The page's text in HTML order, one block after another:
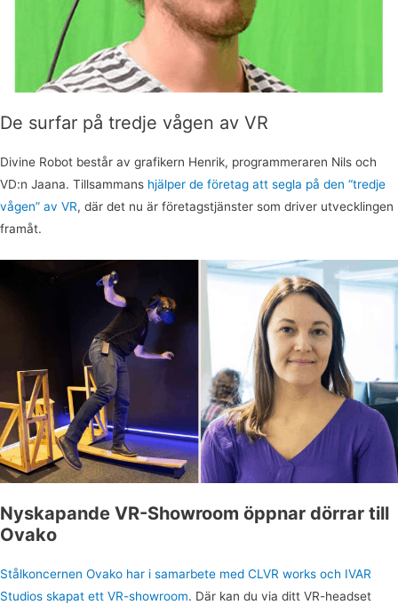
De surfar på tredje vågen av VR
Divine Robot består av grafikern Henrik, programmeraren Nils och
VD:n Jaana. Tillsammans hjälper de företag att segla på den “tredje
vågen” av VR, där det nu är företagstjänster som driver utvecklingen
framåt.
Nyskapande VR-Showroom öppnar dörrar till
Ovako
Stålkoncernen Ovako har i samarbete med CLVR works och IVAR
Studios skapat ett VR-showroom. Där kan du via ditt VR-headset